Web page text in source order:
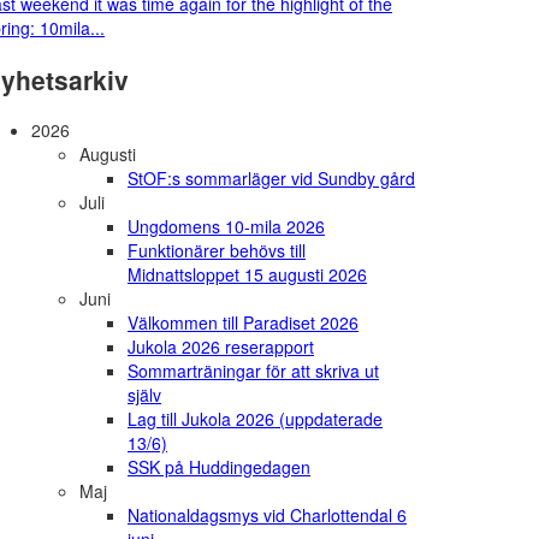
10mila...
2026
Augusti
StOF:s sommarläger vid Sundby gård
Juli
Ungdomens 10-mila 2026
Funktionärer behövs till
Midnattsloppet 15 augusti 2026
Juni
Välkommen till Paradiset 2026
Jukola 2026 reserapport
Sommarträningar för att skriva ut
själv
Lag till Jukola 2026 (uppdaterade
13/6)
SSK på Huddingedagen
Maj
Nationaldagsmys vid Charlottendal 6